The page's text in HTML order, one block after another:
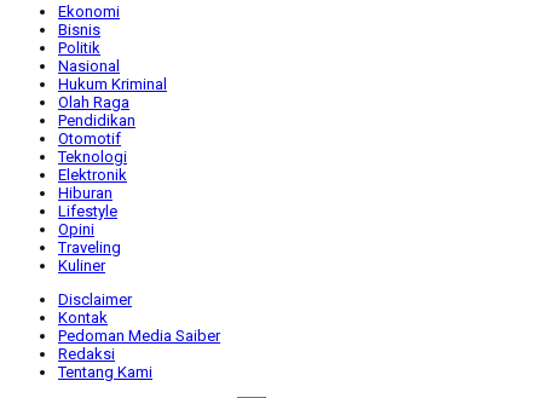
Ekonomi
Bisnis
Politik
Nasional
Hukum Kriminal
Olah Raga
Pendidikan
Otomotif
Teknologi
Elektronik
Hiburan
Lifestyle
Opini
Traveling
Kuliner
Disclaimer
Kontak
Pedoman Media Saiber
Redaksi
Tentang Kami